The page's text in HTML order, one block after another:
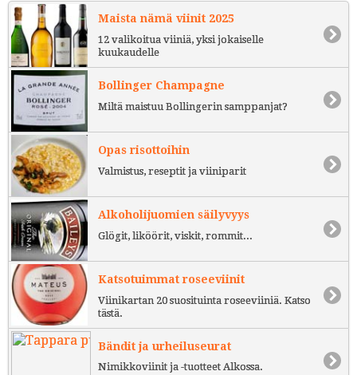
Maista nämä viinit 2025
12 valikoitua viiniä, yksi jokaiselle
kuukaudelle
Bollinger Champagne
Miltä maistuu Bollingerin samppanjat?
Opas risottoihin
Valmistus, reseptit ja viiniparit
Alkoholijuomien säilyvyys
Glögit, liköörit, viskit, rommit...
Katsotuimmat roseeviinit
Viinikartan 20 suosituinta roseeviiniä. Katso
tästä.
Bändit ja urheiluseurat
Nimikkoviinit ja -tuotteet Alkossa.